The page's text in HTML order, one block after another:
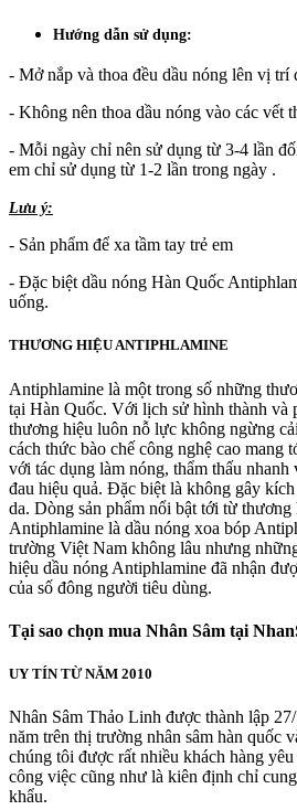
Hướng dẫn sử dụng:
- Mở nắp và thoa đều dầu nóng lên vị trí
- Không nên thoa dầu nóng vào các vết
- Mỗi ngày chỉ nên sử dụng từ 3-4 lần
em chỉ sử dụng từ 1-2 lần trong ngày .
Lưu ý:
- Sản phẩm để xa tầm tay trẻ em
- Đặc biệt dầu nóng Hàn Quốc
uống.
THƯƠNG HIỆU ANTIPHLAMINE
Antiphlamine là một trong số những
tại Hàn Quốc. Với lịch sử hình thành và
thương hiệu luôn nỗ lực không ngừng
cách thức bào chế công nghệ cao mang
với tác dụng làm nóng, thẩm thấu nhanh
đau hiệu quả. Đặc biệt là không gây
da. Dòng sản phẩm nổi bật tới từ thương
Antiphlamine là dầu nóng xoa bóp
trường Việt Nam không lâu nhưng
hiệu dầu nóng Antiphlamine đã nhận
của số đông người tiêu dùng.
Tại sao chọn mua Nhân Sâm tại
UY TÍN TỪ NĂM 2010
Nhân Sâm Thảo Linh được thành lập
năm trên thị trường nhân sâm hàn quốc
chúng tôi được rất nhiều khách hàng
công việc cũng như là kiên định chỉ
khẩu.